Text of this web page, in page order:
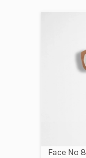
Face No 8